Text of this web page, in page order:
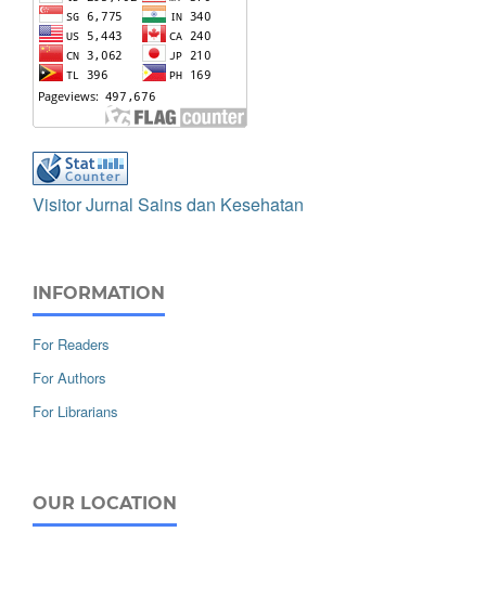
Visitor Jurnal Sains dan Kesehatan
INFORMATION
For Readers
For Authors
For Librarians
OUR LOCATION